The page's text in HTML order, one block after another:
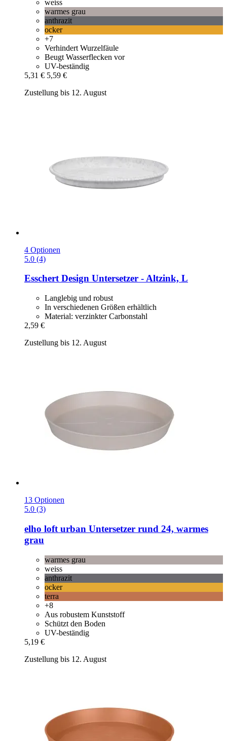
weiss
warmes grau
anthrazit
ocker
+7
Verhindert Wurzelfäule
Beugt Wasserflecken vor
UV-beständig
5,31 € 5,59 €
Zustellung bis 12. August
4 Optionen
5.0 (4)
Esschert Design Untersetzer -​ Altzink, L
Langlebig und robust
In verschiedenen Größen erhältlich
Material: verzinkter Carbonstahl
2,59 €
Zustellung bis 12. August
13 Optionen
5.0 (3)
elho loft urban Untersetzer rund 24, warmes
grau
warmes grau
weiss
anthrazit
ocker
terra
+8
Aus robustem Kunststoff
Schützt den Boden
UV-beständig
5,19 €
Zustellung bis 12. August